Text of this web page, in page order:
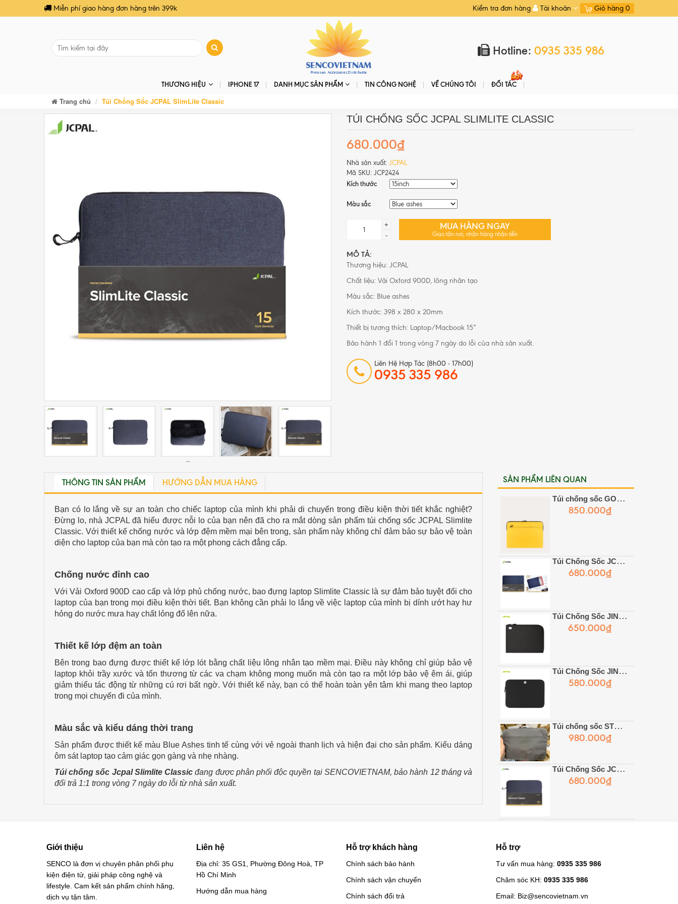
Miễn phí giao hàng đơn hàng trên 399k Kiểm tra đơn hàng Tài khoản Giỏ hàng 0
Hotline: 0935 335 986
THƯƠNG HIỆU IPHONE 17 DANH MỤC SẢN PHẨM TIN CÔNG NGHỆ VỀ CHÚNG TÔI ĐỐI TÁC
Trang chủ Túi Chống Sốc JCPAL SlimLite Classic
TÚI CHỐNG SỐC JCPAL SLIMLITE CLASSIC
680.000₫
Nhà sản xuất: JCPAL
Mã SKU: JCP2424
Kích thước
Màu sắc
+
-
MUA HÀNG NGAY
Giao tận nơi, nhận hàng nhận tiền
MÔ TẢ:
Thương hiệu: JCPAL
Chất liệu: Vải Oxford 900D, lông nhân tạo
Màu sắc: Blue ashes
Kích thước: 398 x 280 x 20mm
Thiết bị tương thích: Laptop/Macbook 15”
Bảo hành 1 đổi 1 trong vòng 7 ngày do lỗi của nhà sản xuất.
Liên Hệ Hợp Tác (8h00 - 17h00)
0935 335 986
THÔNG TIN SẢN PHẨM HƯỚNG DẪN MUA HÀNG
Bạn có lo lắng về sự an toàn cho chiếc laptop của mình khi phải di chuyển trong điều kiện thời tiết khắc nghiệt?
Đừng lo, nhà JCPAL đã hiểu được nỗi lo của bạn nên đã cho ra mắt dòng sản phẩm túi chống sốc JCPAL Slimlite
Classic. Với thiết kế chống nước và lớp đệm mềm mại bên trong, sản phẩm này không chỉ đảm bảo sự bảo vệ toàn
diện cho laptop của bạn mà còn tạo ra một phong cách đẳng cấp.
Chống nước đỉnh cao
Với Vải Oxford 900D cao cấp và lớp phủ chống nước, bao đựng laptop Slimlite Classic là sự đảm bảo tuyệt đối cho
laptop của bạn trong mọi điều kiện thời tiết. Bạn không cần phải lo lắng về việc laptop của mình bị dính ướt hay hư
hỏng do nước mưa hay chất lỏng đổ lên nữa.
Thiết kế lớp đệm an toàn
Bên trong bao đựng được thiết kế lớp lót bằng chất liệu lông nhân tạo mềm mại. Điều này không chỉ giúp bảo vệ
laptop khỏi trầy xước và tổn thương từ các va chạm không mong muốn mà còn tạo ra một lớp bảo vệ êm ái, giúp
giảm thiểu tác động từ những cú rơi bất ngờ. Với thiết kế này, bạn có thể hoàn toàn yên tâm khi mang theo laptop
trong mọi chuyến đi của mình.
Màu sắc và kiểu dáng thời trang
Sản phẩm được thiết kế màu Blue Ashes tinh tế cùng với vẻ ngoài thanh lịch và hiện đại cho sản phẩm. Kiểu dáng
ôm sát laptop tạo cảm giác gọn gàng và nhẹ nhàng.
Túi chống sốc Jcpal Slimlite Classicđang được phân phối độc quyền tại SENCOVIETNAM, bảo hành 12 tháng và
đổi trả 1:1 trong vòng 7 ngày do lỗi từ nhà sản xuất.
SẢN PHẨM LIÊN QUAN
Túi chống sốc GOMMO
850.000₫
Túi Chống Sốc JCPAL Fraser
680.000₫
Túi Chống Sốc JINYA Work Sleeve
650.000₫
Túi Chống Sốc JINYA Classic Sleeve
580.000₫
Túi chống sốc STM Balzer
980.000₫
Túi Chống Sốc JCPAL SlimLite Classic
680.000₫
Giới thiệu
SENCO là đơn vị chuyên phân phối phụ
kiện điện tử, giải pháp công nghệ và
lifestyle. Cam kết sản phẩm chính hãng,
dịch vụ tận tâm.
Liên hệ
Địa chỉ: 35 GS1, Phường Đông Hoà, TP
Hồ Chí Minh
Hướng dẫn mua hàng
Hỗ trợ khách hàng
Chính sách bảo hành
Chính sách vận chuyển
Chính sách đổi trả
Hỗ trợ
Tư vấn mua hàng: 0935 335 986
Chăm sóc KH: 0935 335 986
Email: Biz@sencovietnam.vn